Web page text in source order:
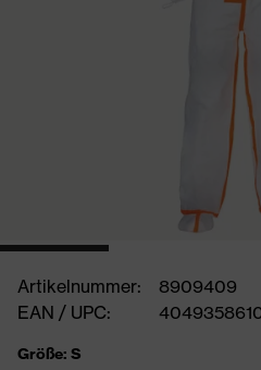
Artikelnummer:
8909409
EAN / UPC:
Größe: S